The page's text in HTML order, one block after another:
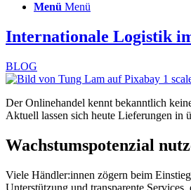
Menü Menü
Internationale Logistik
BLOG
Der Onlinehandel kennt bekanntlich
Aktuell lassen sich heute Lieferungen in
Wachstumspotenzial
Viele Händler:innen zögern beim
Unterstützung und transparente